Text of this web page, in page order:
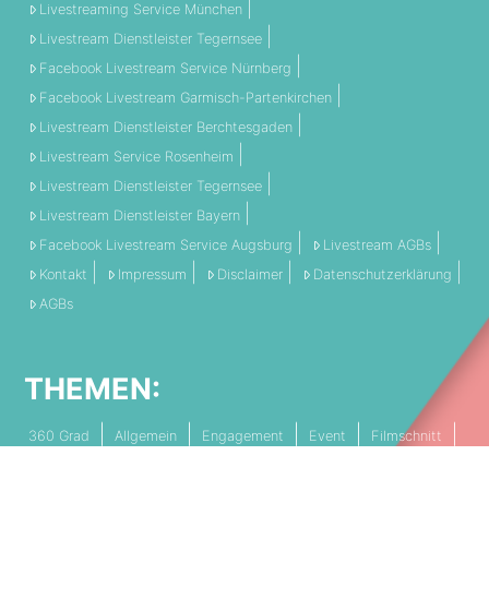
Livestreaming Service München
Livestream Dienstleister Tegernsee
Facebook Livestream Service Nürnberg
Facebook Livestream Garmisch-Partenkirchen
Livestream Dienstleister Berchtesgaden
Livestream Service Rosenheim
Livestream Dienstleister Tegernsee
Livestream Dienstleister Bayern
Facebook Livestream Service Augsburg
Livestream AGBs
Kontakt
Impressum Disclaimer
Datenschutzerklärung
AGBs
THEMEN:
360 Grad Allgemein Engagement Event
Filmschnitt